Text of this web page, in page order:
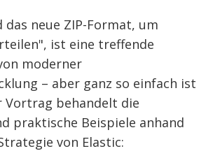
das neue ZIP-Format, um
ist eine treffende
moderner
– aber ganz so einfach ist
Vortrag behandelt die
praktische Beispiele anhand
von Elastic: